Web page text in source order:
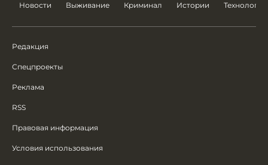
Новости Выживание Криминал Истории Технологии
Редакция
Спецпроекты
Реклама
RSS
Правовая информация
Условия использования